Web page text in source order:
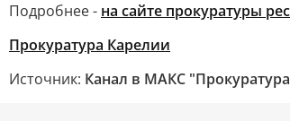
Подробнее - на сайте прокуратуры
Прокуратура Карелии
Источник: Канал в МАКС